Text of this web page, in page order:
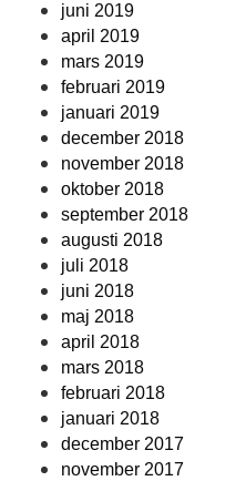
juni 2019
april 2019
mars 2019
februari 2019
januari 2019
december 2018
november 2018
oktober 2018
september 2018
augusti 2018
juli 2018
juni 2018
maj 2018
april 2018
mars 2018
februari 2018
januari 2018
december 2017
november 2017